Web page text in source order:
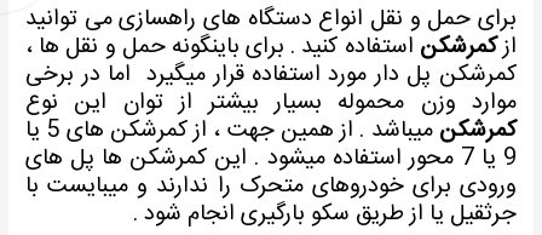
حمل و نقل انواع دستگاه های راهسازی می توانید
کمرشکناستفاده کنید . برای باینگونه حمل و نقل ها ،
پل دار مورد استفاده قرار میگیرد اما در برخی
وزن محموله بسیار بیشتر از توان این نوع
میباشد . از همین جهت ، از کمرشکن های 5 یا
9 یا 7 محور استفاده میشود . این کمرشکن ها پل های
برای خودروهای متحرک را ندارند و میبایست با
یا از طریق سکو بارگیری انجام شود .